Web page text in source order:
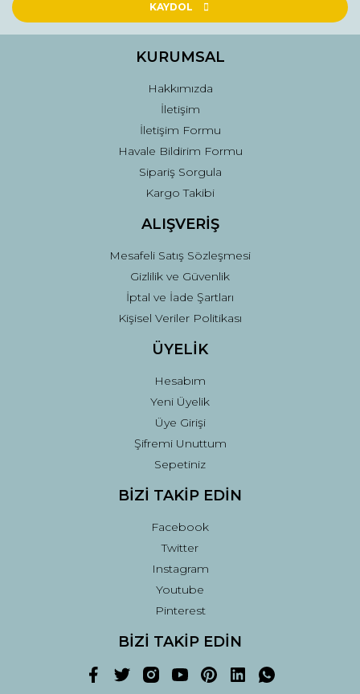
Ürün açıklamasında eksik bilgiler bulunuyor.
Ürün fiyatı diğer sitelerden daha pahalı.
Gönder
KAYDOL
KURUMSAL
Hakkımızda
İletişim
İletişim Formu
Havale Bildirim Formu
Sipariş Sorgula
Kargo Takibi
ALIŞVERİŞ
Mesafeli Satış Sözleşmesi
Gizlilik ve Güvenlik
İptal ve İade Şartları
Kişisel Veriler Politikası
ÜYELİK
Hesabım
Yeni Üyelik
Üye Girişi
Şifremi Unuttum
Sepetiniz
BİZİ TAKİP EDİN
Facebook
Twitter
Instagram
Youtube
Pinterest
BİZİ TAKİP EDİN